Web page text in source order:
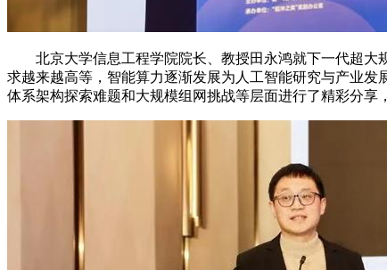
北京大学信息工程学院院长、教授田永鸿就下一代超大
求越来越高等，智能算力逐渐发展为人工智能研究与产业
体系架构探索难题和大规模组网挑战等层面进行了精彩分享